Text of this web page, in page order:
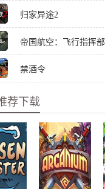
归家异途2
帝国航空：飞行指挥部
禁酒令
荐下载